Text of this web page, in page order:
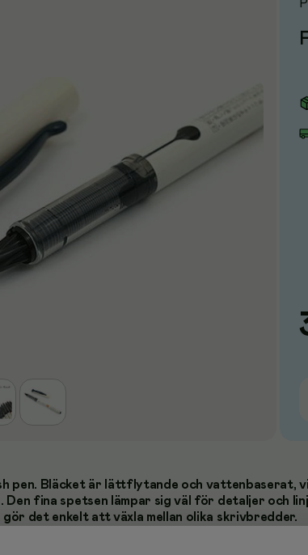
pen. Bläcket är lättflytande och vattenbaserat,
Den fina spetsen lämpar sig väl för detaljer och
det enkelt att växla mellan olika skrivbredder.
och i målarböcker. Rött bläck.